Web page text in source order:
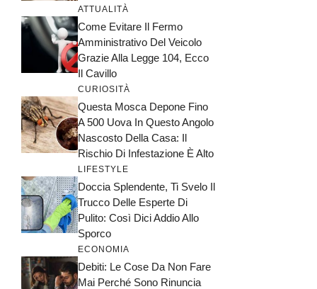
ATTUALITÀ
Come Evitare Il Fermo
Amministrativo Del Veicolo
Grazie Alla Legge 104, Ecco
Il Cavillo
CURIOSITÀ
Questa Mosca Depone Fino
A 500 Uova In Questo Angolo
Nascosto Della Casa: Il
Rischio Di Infestazione È Alto
LIFESTYLE
Doccia Splendente, Ti Svelo Il
Trucco Delle Esperte Di
Pulito: Così Dici Addio Allo
Sporco
ECONOMIA
Debiti: Le Cose Da Non Fare
Mai Perché Sono Rinuncia